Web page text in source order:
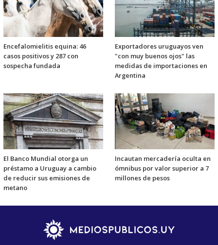
Encefalomielitis equina: 46
casos positivos y 287 con
sospecha fundada
Exportadores uruguayos ven
"con muy buenos ojos" las
medidas de importaciones en
Argentina
El Banco Mundial otorga un
préstamo a Uruguay a cambio
de reducir sus emisiones de
metano
Incautan mercadería oculta en
ómnibus por valor superior a 7
millones de pesos